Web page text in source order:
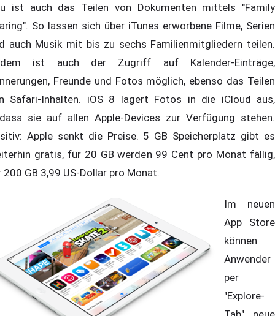
ist auch das Teilen von Dokumenten mittels "Family
So lassen sich über iTunes erworbene Filme, Serien
auch Musik mit bis zu sechs Familienmitgliedern teilen.
ist auch der Zugriff auf Kalender-Einträge,
Freunde und Fotos möglich, ebenso das Teilen
Safari-Inhalten. iOS 8 lagert Fotos in die iCloud aus,
sie auf allen Apple-Devices zur Verfügung stehen.
Apple senkt die Preise. 5 GB Speicherplatz gibt es
gratis, für 20 GB werden 99 Cent pro Monat fällig,
200 GB 3,99 US-Dollar pro Monat.
Im neuen
App Store
können
Anwender
per
"Explore-